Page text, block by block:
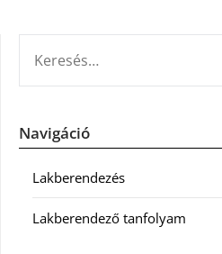
Navigáció
Lakberendezés
Lakberendező tanfolyam